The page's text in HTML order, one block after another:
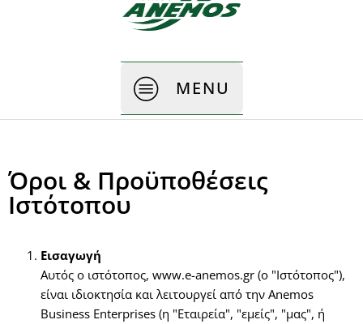
MENU
Όροι & Προϋποθέσεις
Ιστότοπου
Εισαγωγή
Αυτός ο ιστότοπος, www.e-anemos.gr (ο "Ιστότοπος"),
είναι ιδιοκτησία και λειτουργεί από την Anemos
Business Enterprises (η "Εταιρεία", "εμείς", "μας", ή